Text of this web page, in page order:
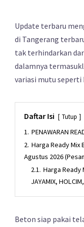
Update terbaru
di Tangerang
tak terhindarkan
dalamnya
variasi mutu seperti
Daftar Isi Tutup
1. PENAWARAN
2. Harga Ready Mix
Agustus 2026
2.1. Harga Ready
JAYAMIX,
Beton siap pakai